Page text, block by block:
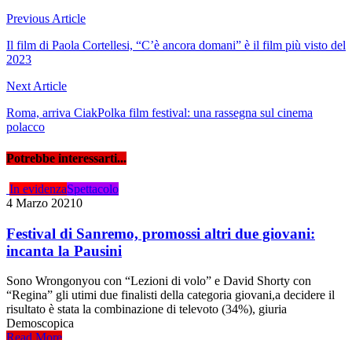
Navigazione
articoli
Previous Article
Il film di Paola Cortellesi, “C’è ancora domani” è il film più visto del
2023
Next Article
Roma, arriva CiakPolka film festival: una rassegna sul cinema
polacco
Potrebbe interessarti...
In evidenzaSpettacolo
4 Marzo 20210
Festival di Sanremo, promossi altri due giovani:
incanta la Pausini
Sono Wrongonyou con “Lezioni di volo” e David Shorty con
“Regina” gli utimi due finalisti della categoria giovani,a decidere il
risultato è stata la combinazione di televoto (34%), giuria
Demoscopica